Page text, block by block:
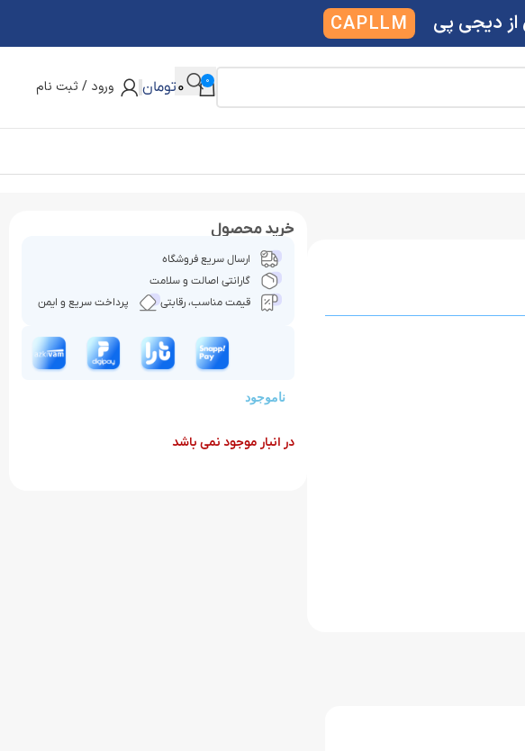
0
0تومان ورود / ثبت نام
خرید محصول
ارسال سریع فروشگاه
گارانتی اصالت و سلامت
قیمت مناسب، رقابتی
پرداخت سریع و ایمن
ناموجود
در انبار موجود نمی باشد
CAPLLM